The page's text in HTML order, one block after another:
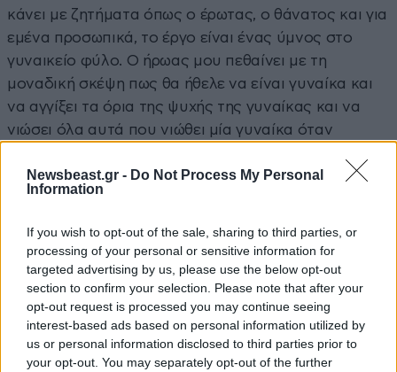
Newsbeast.gr - Do Not Process My Personal
Information
If you wish to opt-out of the sale, sharing to third parties, or
processing of your personal or sensitive information for
targeted advertising by us, please use the below opt-out
section to confirm your selection. Please note that after your
opt-out request is processed you may continue seeing
interest-based ads based on personal information utilized by
us or personal information disclosed to third parties prior to
your opt-out. You may separately opt-out of the further
κάνει με ζητήματα όπως ο έρωτας, ο θάνατος και για
εμένα προσωπικά, το έργο είναι ένας ύμνος στο
γυναικείο φύλο. Ο ήρωας μου πεθαίνει με τη
μοναδική σκέψη πως θα ήθελε να είναι γυναίκα και
να αγγίξει τα όρια της ψυχής της γυναίκας και να
νιώσει όλα αυτά που νιώθει μία γυναίκα όταν
να νιώσει ως άνδρας.
Απόλυτα επίκαιρο με τη βία και τις γυναικοκτονίες
που συμβαίνουν γύρω μας
– Και με τα ταμπού γύρω από τα δύο φύλα
Έτσι, έχουμε μεγαλώσει λόγω παραγόντων, λόγω της